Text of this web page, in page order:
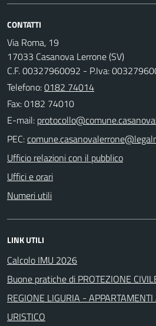
CONTATTI
Via Roma, 19
17033 Casanova Lerrone (SV)
C.F. 00327960092 - P.Iva:
Telefono:0182 74014
Fax: 0182 74010
E-mail:
PEC:
Ufficio relazioni con il pubblico
Uffici e orari
Numeri utili
LINK UTILI
Calcolo IMU 2026
Buone pratiche di PROTEZIONE
REGIONE LIGURIA -
URISTICO